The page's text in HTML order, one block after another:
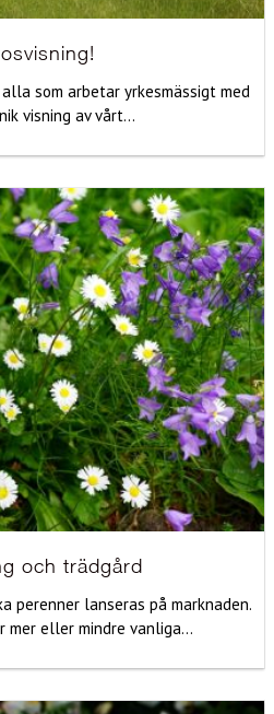
som arbetar yrkesmässigt med
visning av vårt...
och trädgård
perenner lanseras på marknaden.
mer eller mindre vanliga...